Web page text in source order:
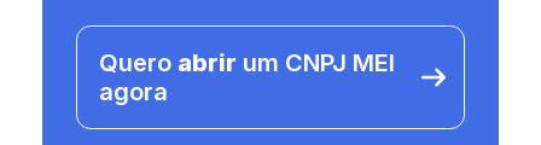
Quero abrir um CNPJ MEI
agora